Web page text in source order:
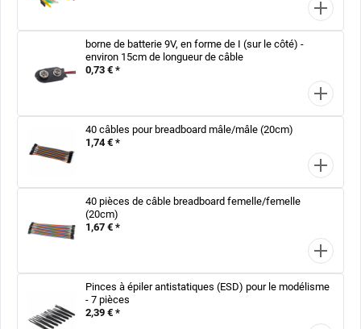
borne de batterie 9V, en forme de I (sur le côté) -
environ 15cm de longueur de câble
0,73 € *
40 câbles pour breadboard mâle/mâle (20cm)
1,74 € *
40 pièces de câble breadboard femelle/femelle
(20cm)
1,67 € *
Pinces à épiler antistatiques (ESD) pour le modélisme
- 7 pièces
2,39 € *